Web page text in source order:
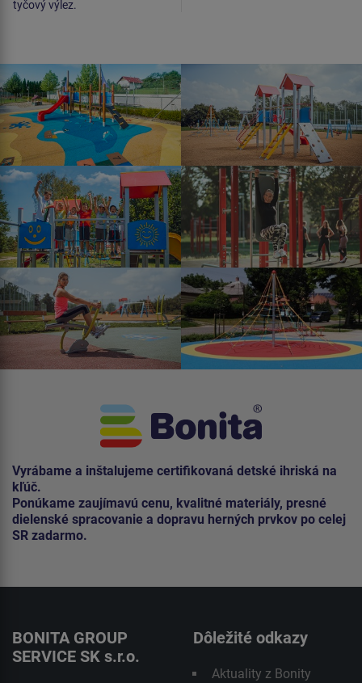
tyčový výlez.
Vyrábame a inštalujeme certifikovaná detské ihriská na
kľúč.
Ponúkame zaujímavú cenu, kvalitné materiály, presné
dielenské spracovanie a dopravu herných prvkov po celej
SR zadarmo.
BONITA GROUP
SERVICE SK s.r.o.
Dôležité odkazy
Aktuality z Bonity